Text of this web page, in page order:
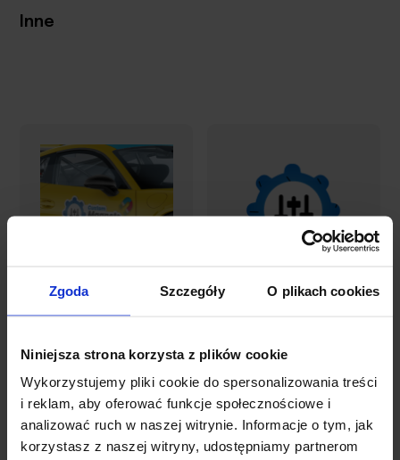
Zgoda Szczegóły O plikach cookies
Niniejsza strona korzysta z plików cookie
Wykorzystujemy pliki cookie do spersonalizowania treści
i reklam, aby oferować funkcje społecznościowe i
analizować ruch w naszej witrynie. Informacje o tym, jak
korzystasz z naszej witryny, udostępniamy partnerom
Inne
Magnesy na
Oceniony
5.00
78,72 zł